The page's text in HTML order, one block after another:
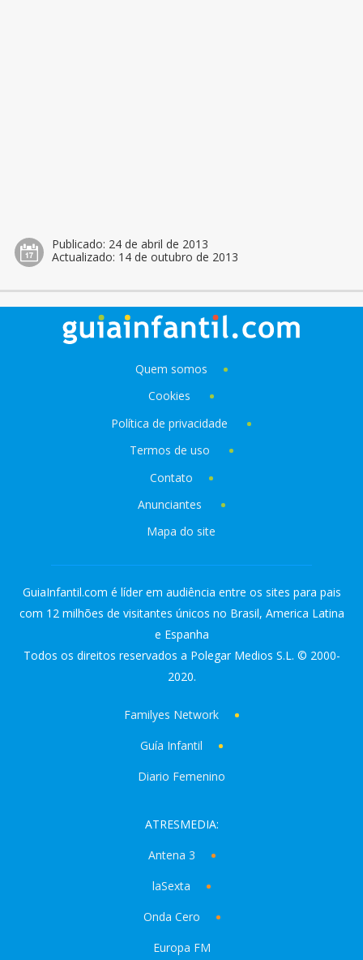
Publicado: 24 de abril de 2013
Actualizado: 14 de outubro de 2013
Quem somos
Cookies
Política de privacidade
Termos de uso
Contato
Anunciantes
Mapa do site
GuiaInfantil.com é líder em audiência entre os sites para pais
com 12 milhões de visitantes únicos no Brasil, America Latina
e Espanha
Todos os direitos reservados a Polegar Medios S.L. © 2000-
2020.
Familyes Network
Guía Infantil
Diario Femenino
ATRESMEDIA:
Antena 3
laSexta
Onda Cero
Europa FM